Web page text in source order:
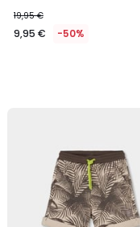
19,95 €
9,95 € -50%